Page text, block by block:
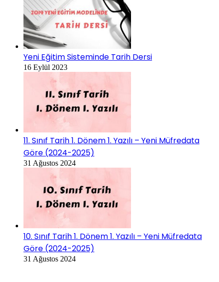
Yeni Eğitim Sisteminde Tarih Dersi
16 Eylül 2023
11. Sınıf Tarih 1. Dönem 1. Yazılı – Yeni Müfredata
Göre (2024-2025)
31 Ağustos 2024
10. Sınıf Tarih 1. Dönem 1. Yazılı – Yeni Müfredata
Göre (2024-2025)
31 Ağustos 2024